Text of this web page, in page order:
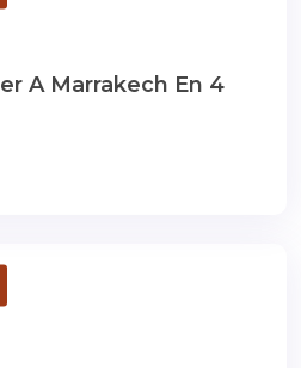
A Marrakech En 4